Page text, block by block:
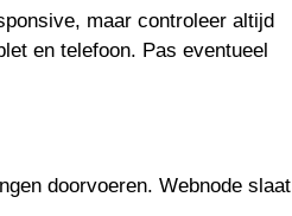
maar controleer altijd
en telefoon. Pas eventueel
doorvoeren. Webnode slaat